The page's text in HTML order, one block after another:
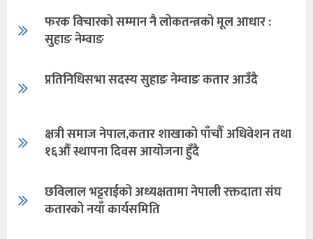
फरक विचारको सम्मान नै लोकतन्त्रको मूल आधार :
सुहाङ नेम्वाङ
प्रतिनिधिसभा सदस्य सुहाङ नेम्वाङ कतार आउँदै
क्षत्री समाज नेपाल,कतार शाखाको पाँचौँ अधिवेशन तथा
१६औँ स्थापना दिवस आयोजना हुँदै
छविलाल भट्टराईको अध्यक्षतामा नेपाली रक्तदाता संघ
कतारको नयाँ कार्यसमिति